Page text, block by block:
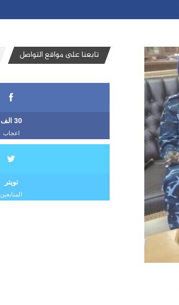
تابعنا على مواقع التواصل
30 الف
اعجاب
تويتر
المتابعين